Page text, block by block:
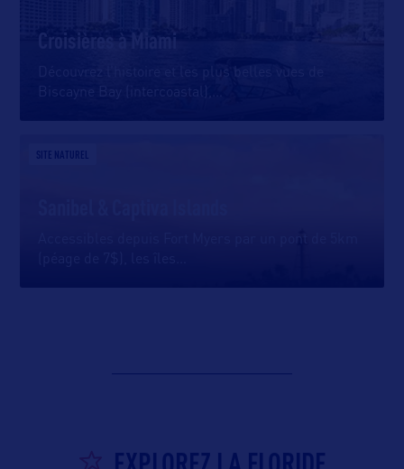
Croisières à Miami
Biscayne Bay (intercoastal),
SITE NATUREL